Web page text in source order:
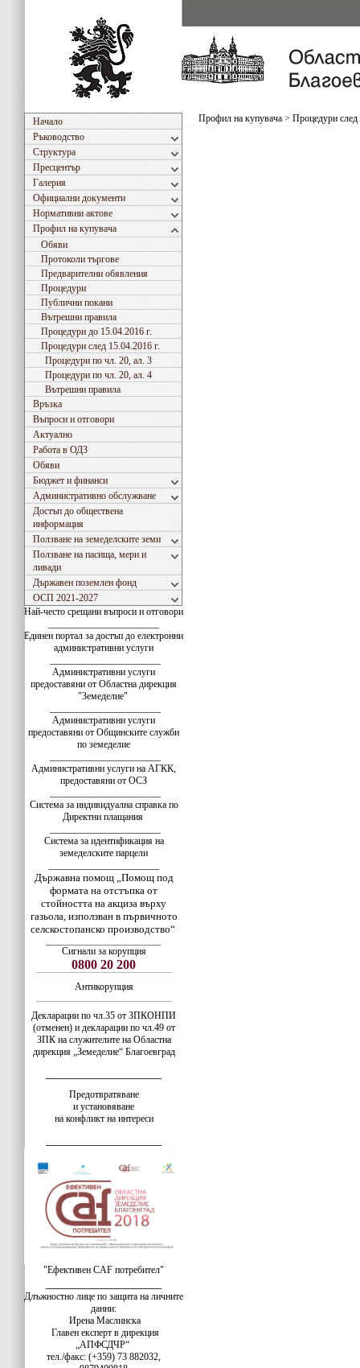
Начало
Ръководство
Структура
Пресцентър
Галерия
Официални документи
Нормативни актове
Профил на купувача
Обяви
Протоколи търгове
Предварителни обявления
Процедури
Публични покани
Вътрешни правила
Процедури до 15.04.2016 г.
Процедури след 15.04.2016 г.
Процедури по чл. 20, ал. 3
Процедури по чл. 20, ал. 4
Вътрешни правила
Връзка
Въпроси и отговори
Актуално
Работа в ОДЗ
Обяви
Бюджет и финанси
Административно обслужване
Достъп до обществена
информация
Ползване на земеделските земи
Ползване на пасища, мери и
ливади
Държавен поземлен фонд
ОСП 2021-2027
Най-често срещани въпроси и отговори
Единен портал за достъп до електронни
административни услуги
Административни услуги
предоставяни от Областна дирекция
"Земеделие"
Административни услуги
предоставяни от Общинските служби
по земеделие
Административни услуги на АГКК,
предоставяни от ОСЗ
Система за индивидуална справка по
Директни плащания
Система за идентификация на
земеделските парцели
Държавна помощ „Помощ под
формата на отстъпка от
стойността на акциза върху
газьола, използван в първичното
селскостопанско производство“
Сигнали за корупция
0800 20 200
Антикорупция
Декларации по чл.35 от ЗПКОНПИ
(отменен) и декларации по чл.49 от
ЗПК на служителите на Областна
дирекция „Земеделие“ Благоевград
Предотвратяване
и установяване
на конфликт на интереси
"Ефективен CAF потребител"
Длъжностно лице по защита на личните
данни:
Ирена Маслинска
Главен експерт в дирекция
„АПФСДЧР“
тел./факс: (+359) 73 882032,
Профил на купувача > Процедури след